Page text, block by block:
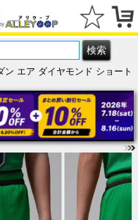
エア ダイヤモンド ショート